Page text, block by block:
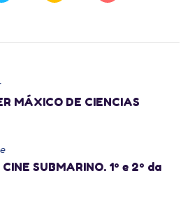
MÁXICO DE CIENCIAS
SUBMARINO. 1º e 2º da